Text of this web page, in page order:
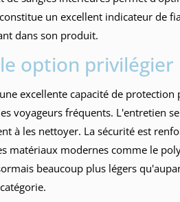
un excellent indicateur de
dans son produit.
option privilégier
excellente capacité de protection
voyageurs fréquents. L'entretien
à les nettoyer. La sécurité est
matériaux modernes comme le
beaucoup plus légers